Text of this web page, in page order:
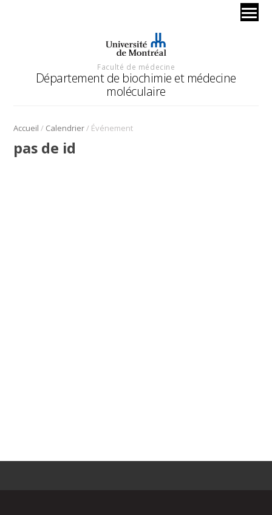
Faculté de médecine
Département de biochimie et médecine
moléculaire
Accueil / Calendrier/ Événement
pas de id